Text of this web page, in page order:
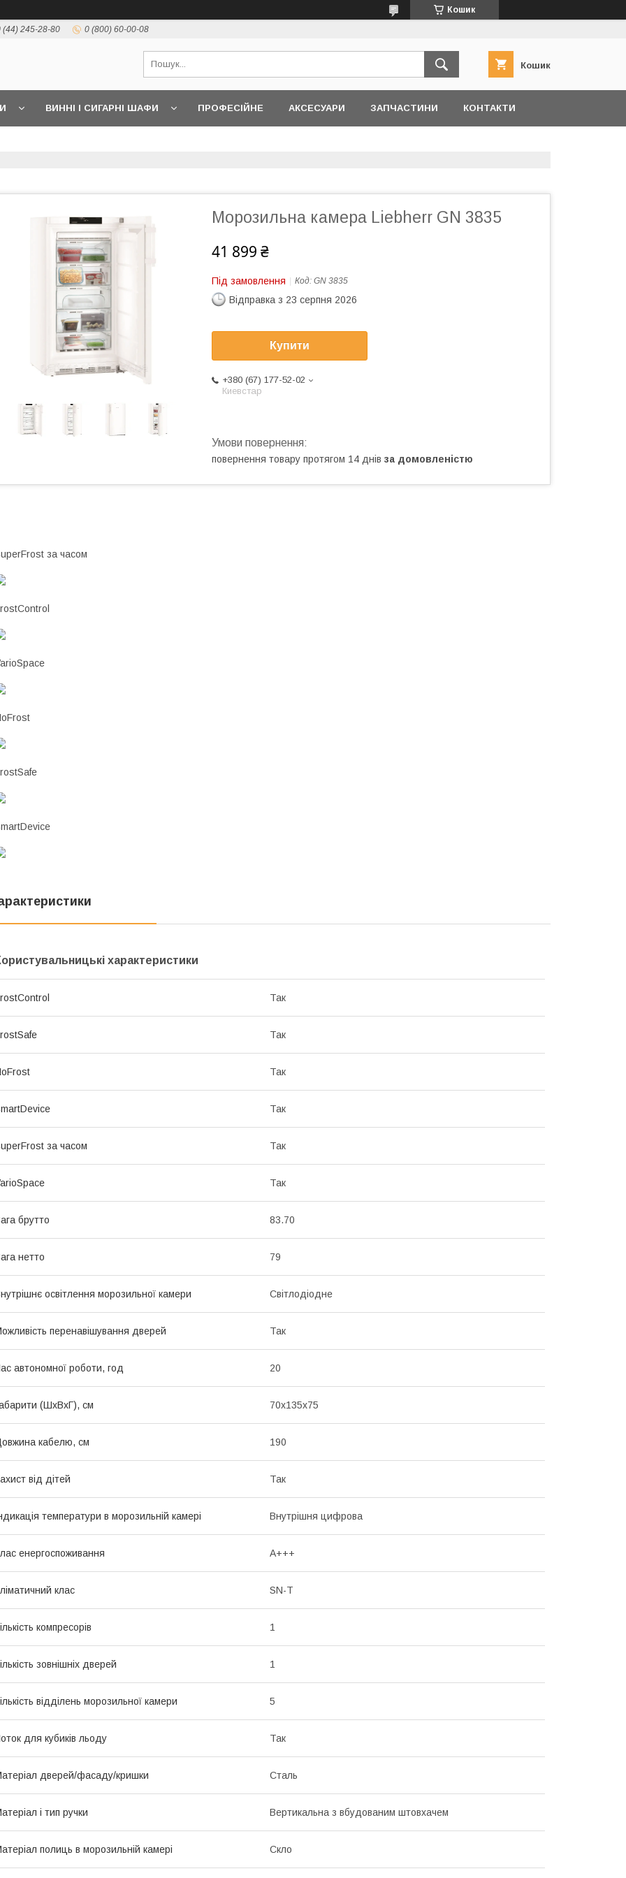
Кошик
(44) 245-28-80 0 (800) 60-00-08
Кошик
ВИННІ І СИГАРНІ ШАФИ ПРОФЕСІЙНЕ АКСЕСУАРИ ЗАПЧАСТИНИ КОНТАКТИ
Морозильна камера Liebherr GN 3835
41 899 ₴
Під замовлення Код: GN 3835
Відправка з 23 серпня 2026
Купити
+380 (67) 177-52-02
Киевстар
повернення товару протягом 14 днів за домовленістю
за часом
характеристики
Так
Так
Так
Так
за часом Так
Так
брутто 83.70
нетто 79
освітлення морозильної камери Світлодіодне
перенавішування дверей Так
автономної роботи, год 20
(ШхВхГ), см 70x135x75
кабелю, см 190
від дітей Так
температури в морозильній камері Внутрішня цифрова
енергоспоживання A+++
клас SN-T
компресорів 1
зовнішніх дверей 1
відділень морозильної камери 5
для кубиків льоду Так
дверей/фасаду/кришки Сталь
і тип ручки Вертикальна з вбудованим штовхачем
полиць в морозильній камері Скло